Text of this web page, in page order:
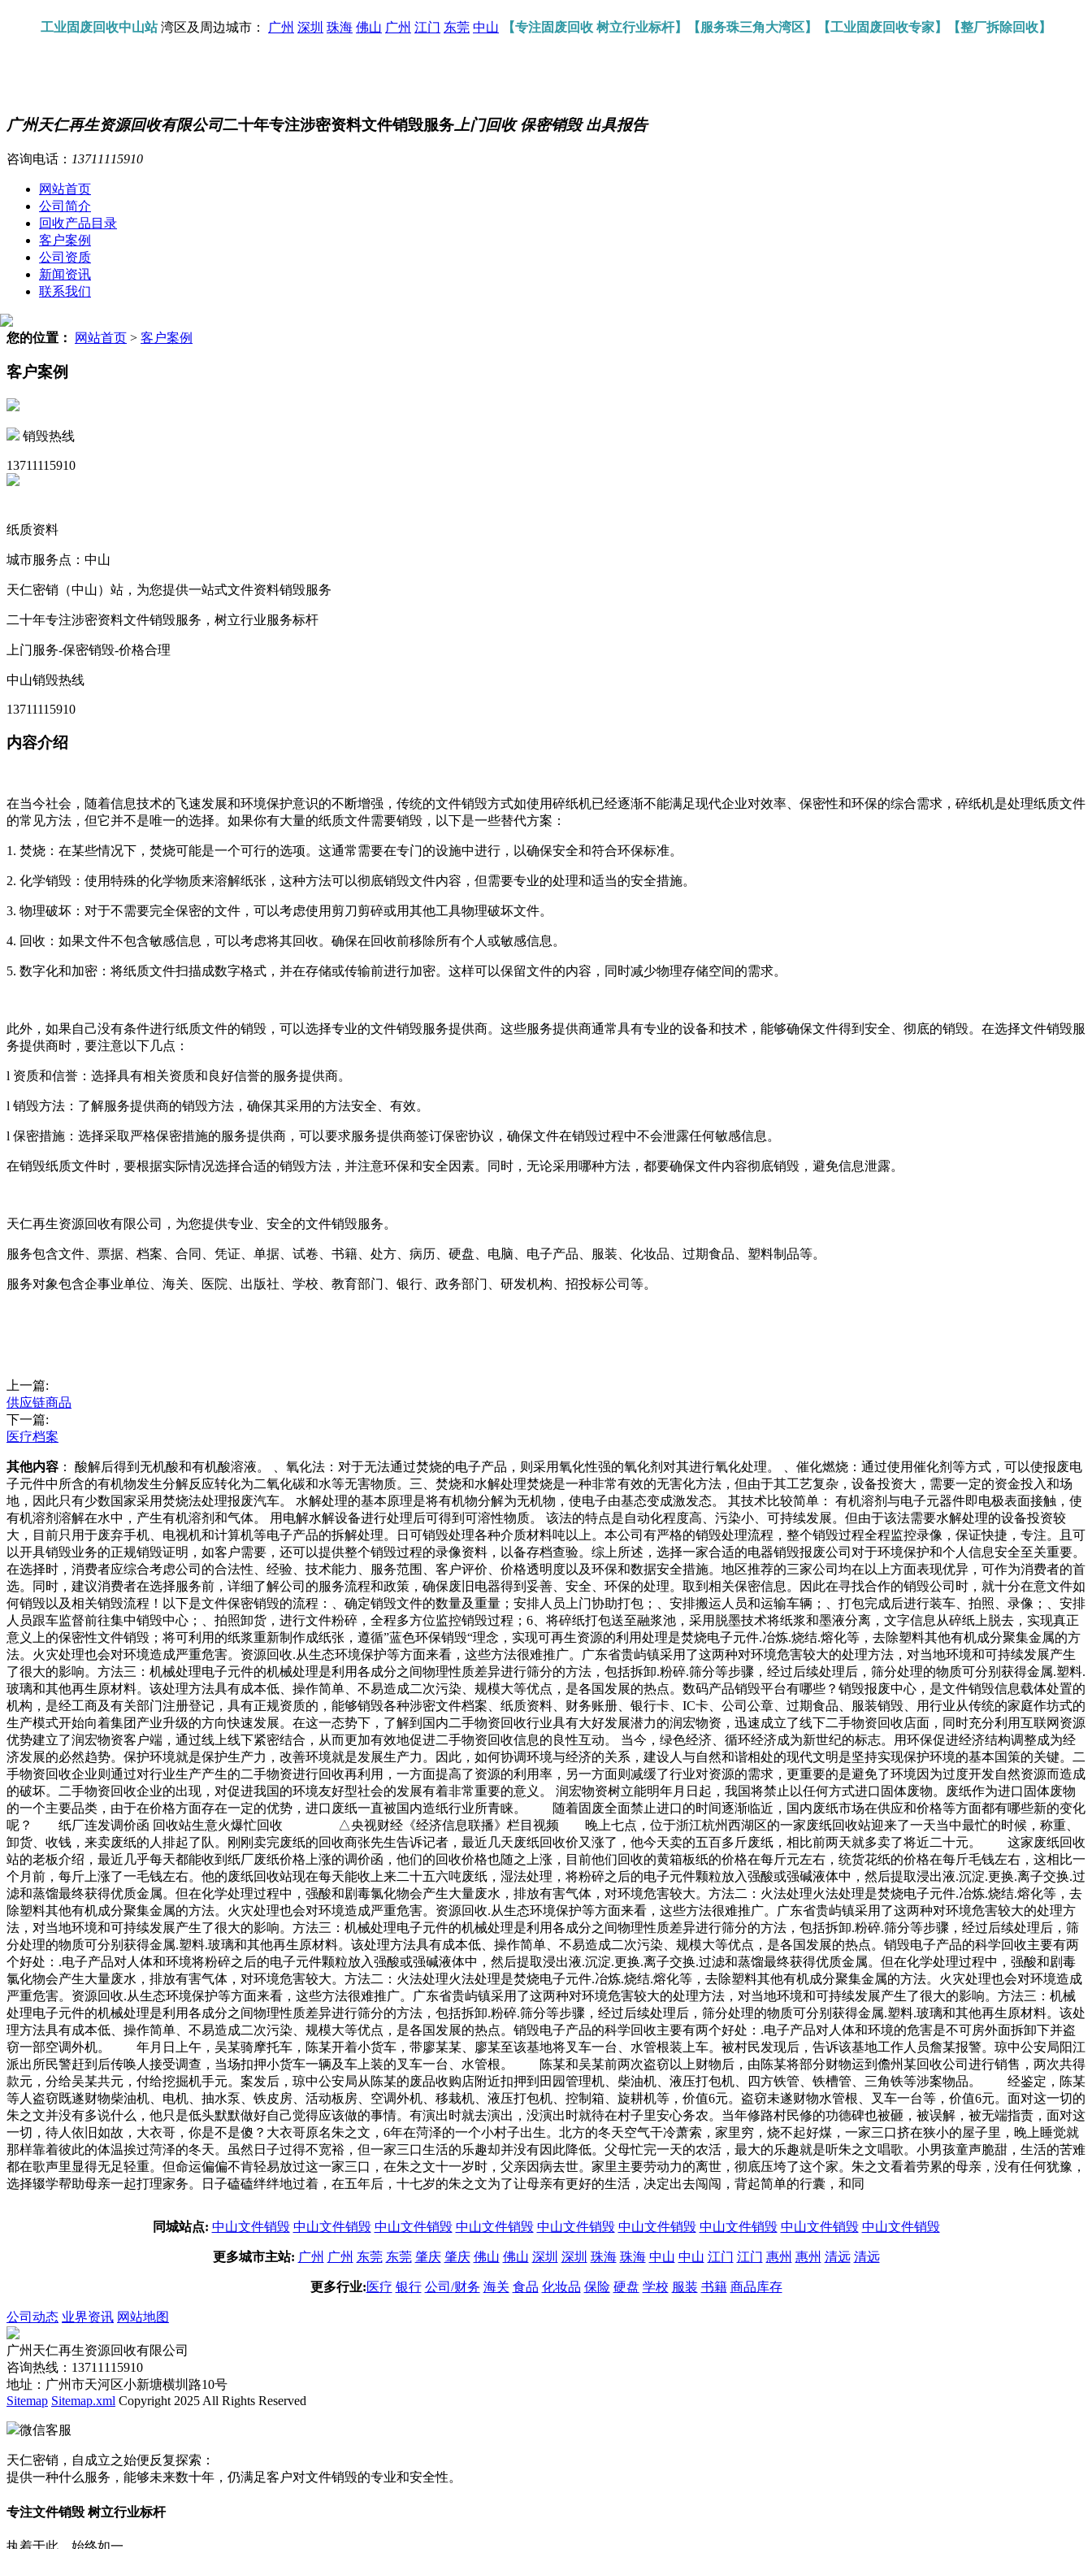
工业固废回收中山站湾区及周边城市： 广州 深圳 珠海 佛山 广州 江门 东莞 中山 【专注固废回收 树立行业标杆】【服务珠三角大湾区】【工业固废回收专家】【整厂拆除回收】
广州天仁再生资源回收有限公司二十年专注涉密资料文件销毁服务 上门回收 保密销毁 出具报告
咨询电话： 13711115910
网站首页
公司简介
回收产品目录
客户案例
公司资质
新闻资讯
联系我们
您的位置： 网站首页 > 客户案例
客户案例
销毁热线
13711115910
纸质资料
城市服务点：中山
天仁密销（中山）站，为您提供一站式文件资料销毁服务
二十年专注涉密资料文件销毁服务，树立行业服务标杆
上门服务-保密销毁-价格合理
中山销毁热线
13711115910
内容介绍
在当今社会，随着信息技术的飞速发展和环境保护意识的不断增强，传统的文件销毁方式如使用碎纸机已经逐渐不能满足现代企业对效率、保密性和环保的综合需求，碎纸机是处理纸质文件
的常见方法，但它并不是唯一的选择。如果你有大量的纸质文件需要销毁，以下是一些替代方案：
1. 焚烧：在某些情况下，焚烧可能是一个可行的选项。这通常需要在专门的设施中进行，以确保安全和符合环保标准。
2. 化学销毁：使用特殊的化学物质来溶解纸张，这种方法可以彻底销毁文件内容，但需要专业的处理和适当的安全措施。
3. 物理破坏：对于不需要完全保密的文件，可以考虑使用剪刀剪碎或用其他工具物理破坏文件。
4. 回收：如果文件不包含敏感信息，可以考虑将其回收。确保在回收前移除所有个人或敏感信息。
5. 数字化和加密：将纸质文件扫描成数字格式，并在存储或传输前进行加密。这样可以保留文件的内容，同时减少物理存储空间的需求。
此外，如果自己没有条件进行纸质文件的销毁，可以选择专业的文件销毁服务提供商。这些服务提供商通常具有专业的设备和技术，能够确保文件得到安全、彻底的销毁。在选择文件销毁服
务提供商时，要注意以下几点：
l 资质和信誉：选择具有相关资质和良好信誉的服务提供商。
l 销毁方法：了解服务提供商的销毁方法，确保其采用的方法安全、有效。
l 保密措施：选择采取严格保密措施的服务提供商，可以要求服务提供商签订保密协议，确保文件在销毁过程中不会泄露任何敏感信息。
在销毁纸质文件时，要根据实际情况选择合适的销毁方法，并注意环保和安全因素。同时，无论采用哪种方法，都要确保文件内容彻底销毁，避免信息泄露。
天仁再生资源回收有限公司，为您提供专业、安全的文件销毁服务。
服务包含文件、票据、档案、合同、凭证、单据、试卷、书籍、处方、病历、硬盘、电脑、电子产品、服装、化妆品、过期食品、塑料制品等。
服务对象包含企事业单位、海关、医院、出版社、学校、教育部门、银行、政务部门、研发机构、招投标公司等。
上一篇:
供应链商品
下一篇:
医疗档案
其他内容 ： 酸解后得到无机酸和有机酸溶液。 、氧化法：对于无法通过焚烧的电子产品，则采用氧化性强的氧化剂对其进行氧化处理。 、催化燃烧：通过使用催化剂等方式，可以使报废电
子元件中所含的有机物发生分解反应转化为二氧化碳和水等无害物质。三、焚烧和水解处理焚烧是一种非常有效的无害化方法，但由于其工艺复杂，设备投资大，需要一定的资金投入和场
地，因此只有少数国家采用焚烧法处理报废汽车。 水解处理的基本原理是将有机物分解为无机物，使电子由基态变成激发态。 其技术比较简单： 有机溶剂与电子元器件即电极表面接触，使
有机溶剂溶解在水中，产生有机溶剂和气体。 用电解水解设备进行处理后可得到可溶性物质。 该法的特点是自动化程度高、污染小、可持续发展。但由于该法需要水解处理的设备投资较
大，目前只用于废弃手机、电视机和计算机等电子产品的拆解处理。日可销毁处理各种介质材料吨以上。本公司有严格的销毁处理流程，整个销毁过程全程监控录像，保证快捷，专注。且可
以开具销毁业务的正规销毁证明，如客户需要，还可以提供整个销毁过程的录像资料，以备存档查验。综上所述，选择一家合适的电器销毁报废公司对于环境保护和个人信息安全至关重要。
在选择时，消费者应综合考虑公司的合法性、经验、技术能力、服务范围、客户评价、价格透明度以及环保和数据安全措施。地区推荐的三家公司均在以上方面表现优异，可作为消费者的首
选。同时，建议消费者在选择服务前，详细了解公司的服务流程和政策，确保废旧电器得到妥善、安全、环保的处理。取到相关保密信息。因此在寻找合作的销毁公司时，就十分在意文件如
何销毁以及相关销毁流程！以下是文件保密销毁的流程：、确定销毁文件的数量及重量；安排人员上门协助打包；、安排搬运人员和运输车辆；、打包完成后进行装车、拍照、录像；、安排
人员跟车监督前往集中销毁中心；、拍照卸货，进行文件粉碎，全程多方位监控销毁过程；6、将碎纸打包送至融浆池，采用脱墨技术将纸浆和墨液分离，文字信息从碎纸上脱去，实现真正
意义上的保密性文件销毁；将可利用的纸浆重新制作成纸张，遵循”蓝色环保销毁“理念，实现可再生资源的利用处理是焚烧电子元件.冶炼.烧结.熔化等，去除塑料其他有机成分聚集金属的方
法。火灾处理也会对环境造成严重危害。资源回收.从生态环境保护等方面来看，这些方法很难推广。广东省贵屿镇采用了这两种对环境危害较大的处理方法，对当地环境和可持续发展产生
了很大的影响。方法三：机械处理电子元件的机械处理是利用各成分之间物理性质差异进行筛分的方法，包括拆卸.粉碎.筛分等步骤，经过后续处理后，筛分处理的物质可分别获得金属.塑料.
玻璃和其他再生原材料。该处理方法具有成本低、操作简单、不易造成二次污染、规模大等优点，是各国发展的热点。数码产品销毁平台有哪些？销毁报废中心，是文件销毁信息载体处置的
机构，是经工商及有关部门注册登记，具有正规资质的，能够销毁各种涉密文件档案、纸质资料、财务账册、银行卡、IC卡、公司公章、过期食品、服装销毁、用行业从传统的家庭作坊式的
生产模式开始向着集团产业升级的方向快速发展。在这一态势下，了解到国内二手物资回收行业具有大好发展潜力的润宏物资，迅速成立了线下二手物资回收店面，同时充分利用互联网资源
优势建立了润宏物资客户端，通过线上线下紧密结合，从而更加有效地促进二手物资回收信息的良性互动。 当今，绿色经济、循环经济成为新世纪的标志。用环保促进经济结构调整成为经
济发展的必然趋势。保护环境就是保护生产力，改善环境就是发展生产力。因此，如何协调环境与经济的关系，建设人与自然和谐相处的现代文明是坚持实现保护环境的基本国策的关键。二
手物资回收企业则通过对行业生产产生的二手物资进行回收再利用，一方面提高了资源的利用率，另一方面则减缓了行业对资源的需求，更重要的是避免了环境因为过度开发自然资源而造成
的破坏。二手物资回收企业的出现，对促进我国的环境友好型社会的发展有着非常重要的意义。 润宏物资树立能明年月日起，我国将禁止以任何方式进口固体废物。废纸作为进口固体废物
的一个主要品类，由于在价格方面存在一定的优势，进口废纸一直被国内造纸行业所青睐。 随着固废全面禁止进口的时间逐渐临近，国内废纸市场在供应和价格等方面都有哪些新的变化
呢？ 纸厂连发调价函 回收站生意火爆忙回收 △央视财经《经济信息联播》栏目视频 晚上七点，位于浙江杭州西湖区的一家废纸回收站迎来了一天当中最忙的时候，称重、
卸货、收钱，来卖废纸的人排起了队。刚刚卖完废纸的回收商张先生告诉记者，最近几天废纸回收价又涨了，他今天卖的五百多斤废纸，相比前两天就多卖了将近二十元。 这家废纸回收
站的老板介绍，最近几乎每天都能收到纸厂废纸价格上涨的调价函，他们的回收价格也随之上涨，目前他们回收的黄箱板纸的价格在每斤元左右，统货花纸的价格在每斤毛钱左右，这相比一
个月前，每斤上涨了一毛钱左右。他的废纸回收站现在每天能收上来二十五六吨废纸，湿法处理，将粉碎之后的电子元件颗粒放入强酸或强碱液体中，然后提取浸出液.沉淀.更换.离子交换.过
滤和蒸馏最终获得优质金属。但在化学处理过程中，强酸和剧毒氯化物会产生大量废水，排放有害气体，对环境危害较大。方法二：火法处理火法处理是焚烧电子元件.冶炼.烧结.熔化等，去
除塑料其他有机成分聚集金属的方法。火灾处理也会对环境造成严重危害。资源回收.从生态环境保护等方面来看，这些方法很难推广。广东省贵屿镇采用了这两种对环境危害较大的处理方
法，对当地环境和可持续发展产生了很大的影响。方法三：机械处理电子元件的机械处理是利用各成分之间物理性质差异进行筛分的方法，包括拆卸.粉碎.筛分等步骤，经过后续处理后，筛
分处理的物质可分别获得金属.塑料.玻璃和其他再生原材料。该处理方法具有成本低、操作简单、不易造成二次污染、规模大等优点，是各国发展的热点。销毁电子产品的科学回收主要有两
个好处：.电子产品对人体和环境将粉碎之后的电子元件颗粒放入强酸或强碱液体中，然后提取浸出液.沉淀.更换.离子交换.过滤和蒸馏最终获得优质金属。但在化学处理过程中，强酸和剧毒
氯化物会产生大量废水，排放有害气体，对环境危害较大。方法二：火法处理火法处理是焚烧电子元件.冶炼.烧结.熔化等，去除塑料其他有机成分聚集金属的方法。火灾处理也会对环境造成
严重危害。资源回收.从生态环境保护等方面来看，这些方法很难推广。广东省贵屿镇采用了这两种对环境危害较大的处理方法，对当地环境和可持续发展产生了很大的影响。方法三：机械
处理电子元件的机械处理是利用各成分之间物理性质差异进行筛分的方法，包括拆卸.粉碎.筛分等步骤，经过后续处理后，筛分处理的物质可分别获得金属.塑料.玻璃和其他再生原材料。该处
理方法具有成本低、操作简单、不易造成二次污染、规模大等优点，是各国发展的热点。销毁电子产品的科学回收主要有两个好处：.电子产品对人体和环境的危害是不可房外面拆卸下并盗
窃一部空调外机。 年月日上午，吴某骑摩托车，陈某开着小货车，带廖某某、廖某至该基地将叉车一台、水管根装上车。被村民发现后，告诉该基地工作人员詹某报警。琼中公安局阳江
派出所民警赶到后传唤人接受调查，当场扣押小货车一辆及车上装的叉车一台、水管根。 陈某和吴某前两次盗窃以上财物后，由陈某将部分财物运到儋州某回收公司进行销售，两次共得
款元，分给吴某共元，付给挖掘机手元。案发后，琼中公安局从陈某的废品收购店附近扣押到田园管理机、柴油机、液压打包机、四方铁管、铁槽管、三角铁等涉案物品。 经鉴定，陈某
等人盗窃既遂财物柴油机、电机、抽水泵、铁皮房、活动板房、空调外机、移栽机、液压打包机、控制箱、旋耕机等，价值6元。盗窃未遂财物水管根、叉车一台等，价值6元。面对这一切的
朱之文并没有多说什么，他只是低头默默做好自己觉得应该做的事情。有演出时就去演出，没演出时就待在村子里安心务农。当年修路村民修的功德碑也被砸，被误解，被无端指责，面对这
一切，待人依旧如故，大衣哥，你是不是傻？大衣哥原名朱之文，6年在菏泽的一个小村子出生。北方的冬天空气干冷萧索，家里穷，烧不起好煤，一家三口挤在狭小的屋子里，晚上睡觉就
那样靠着彼此的体温挨过菏泽的冬天。虽然日子过得不宽裕，但一家三口生活的乐趣却并没有因此降低。父母忙完一天的农活，最大的乐趣就是听朱之文唱歌。小男孩童声脆甜，生活的苦难
都在歌声里显得无足轻重。但命运偏偏不肯轻易放过这一家三口，在朱之文十一岁时，父亲因病去世。家里主要劳动力的离世，彻底压垮了这个家。朱之文看着劳累的母亲，没有任何犹豫，
选择辍学帮助母亲一起打理家务。日子磕磕绊绊地过着，在五年后，十七岁的朱之文为了让母亲有更好的生活，决定出去闯闯，背起简单的行囊，和同
同城站点: 中山文件销毁 中山文件销毁 中山文件销毁 中山文件销毁 中山文件销毁 中山文件销毁 中山文件销毁 中山文件销毁 中山文件销毁
更多城市主站: 广州 广州 东莞 东莞 肇庆 肇庆 佛山 佛山 深圳 深圳 珠海 珠海 中山 中山 江门 江门 惠州 惠州 清远 清远
更多行业: 医疗 银行 公司/财务 海关 食品 化妆品 保险 硬盘 学校 服装 书籍 商品库存
公司动态 业界资讯 网站地图
广州天仁再生资源回收有限公司
咨询热线：13711115910
地址：广州市天河区小新塘横圳路10号
Sitemap Sitemap.xml Copyright 2025 All Rights Reserved
微信客服
天仁密销，自成立之始便反复探索：
提供一种什么服务，能够未来数十年，仍满足客户对文件销毁的专业和安全性。
专注文件销毁 树立行业标杆
执着于此，始终如一